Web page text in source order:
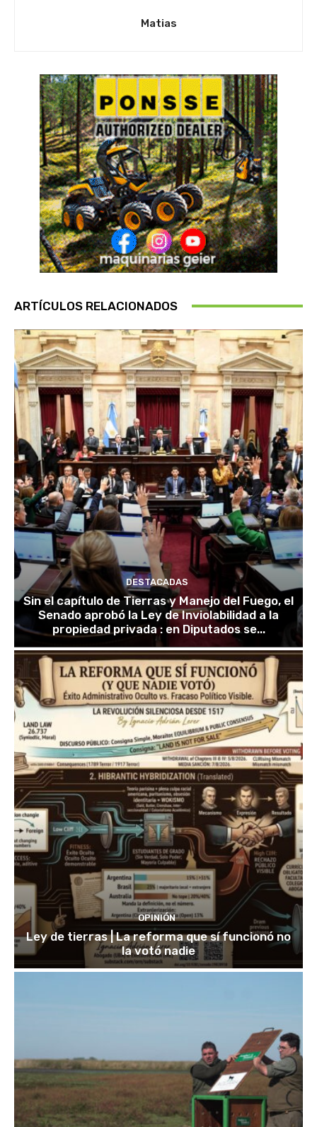
Matias
ARTÍCULOS RELACIONADOS
DESTACADAS
Sin el capítulo de Tierras y Manejo del Fuego, el
Senado aprobó la Ley de Inviolabilidad a la
propiedad privada : en Diputados se...
OPINIÓN
Ley de tierras | La reforma que sí funcionó no
la votó nadie